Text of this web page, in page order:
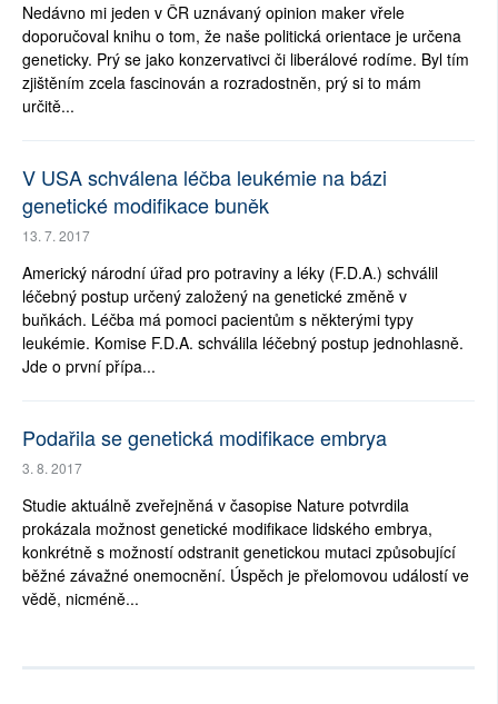
Nedávno mi jeden v ČR uznávaný opinion maker vřele
doporučoval knihu o tom, že naše politická orientace je určena
geneticky. Prý se jako konzervativci či liberálové rodíme. Byl tím
zjištěním zcela fascinován a rozradostněn, prý si to mám
určitě...
V USA schválena léčba leukémie na bázi
genetické modifikace buněk
13. 7. 2017
Americký národní úřad pro potraviny a léky (F.D.A.) schválil
léčebný postup určený založený na genetické změně v
buňkách. Léčba má pomoci pacientům s některými typy
leukémie. Komise F.D.A. schválila léčebný postup jednohlasně.
Jde o první přípa...
Podařila se genetická modifikace embrya
3. 8. 2017
Studie aktuálně zveřejněná v časopise Nature potvrdila
prokázala možnost genetické modifikace lidského embrya,
konkrétně s možností odstranit genetickou mutaci způsobující
běžné závažné onemocnění. Úspěch je přelomovou událostí ve
vědě, nicméně...